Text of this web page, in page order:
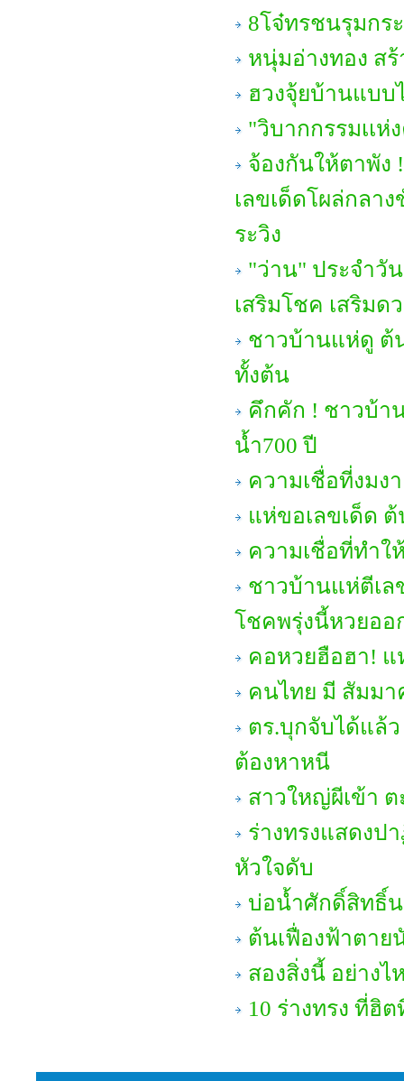
8โจ๋ทรชนรุมกร
หนุ่มอ่างทอง ส
ฮวงจุ้ยบ้านแบบ
"วิบากกรรมเเห่
จ้องกันให้ตาพัง
เลขเด็ดโผล่กลา
ระวิง
"ว่าน" ประจำวั
เสริมโชค เสริมด
ชาวบ้านแห่ดู ต้
ทั้งต้น
คึกคัก ! ชาวบ้า
น้ำ700 ปี
ความเชื่อที่งม
แห่ขอเลขเด็ด
ความเชื่อที่ทำ
ชาวบ้านแห่ตีเล
โชคพรุ่งนี้หวยออ
คอหวยฮือฮา! แ
คนไทย มี สัมมา
ตร.บุกจับได้แล้
ต้องหาหนี
สาวใหญ่ผีเข้า
ร่างทรงแสดงป
หัวใจดับ
บ่อน้ำศักดิ์สิทธิ์น
ต้นเฟื่องฟ้าตาย
สองสิ่งนี้ อย่าง
10 ร่างทรง ที่ฮิ